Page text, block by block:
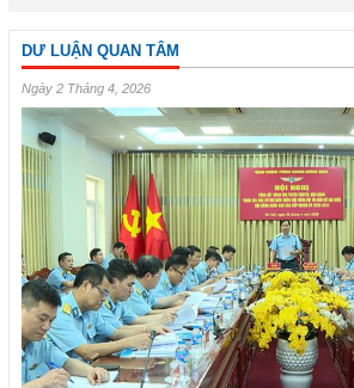
DƯ LUẬN QUAN TÂM
Ngày 2 Tháng 4, 2026